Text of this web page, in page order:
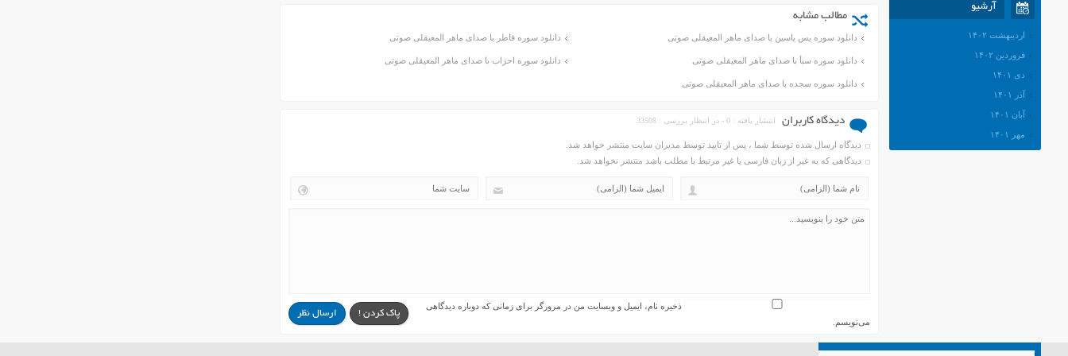
مطالب مشابه
دانلود سوره یس یاسین با صدای ماهر المعیقلی صوتی دانلود سوره فاطر با صدای ماهر المعیقلی صوتی
دانلود سوره سبأ با صدای ماهر المعیقلی صوتی دانلود سوره احزاب با صدای ماهر المعیقلی صوتی
دانلود سوره سجده با صدای ماهر المعیقلی صوتی
دیدگاه کاربران انتشار یافته : 0 - در انتظار بررسی : 33508
دیدگاه ارسال شده توسط شما ، پس از تایید توسط مدیران سایت منتشر خواهد شد.
دیدگاهی که به غیر از زبان فارسی یا غیر مرتبط با مطلب باشد منتشر نخواهد شد.
ارسال نظر پاک کردن !
ذخیره نام، ایمیل و وبسایت من در مرورگر برای زمانی که دوباره دیدگاهی
می‌نویسم.
آرشیو
اردیبهشت ۱۴۰۲
فروردین ۱۴۰۲
دی ۱۴۰۱
آذر ۱۴۰۱
آبان ۱۴۰۱
مهر ۱۴۰۱
آبان ۱۴۰۰